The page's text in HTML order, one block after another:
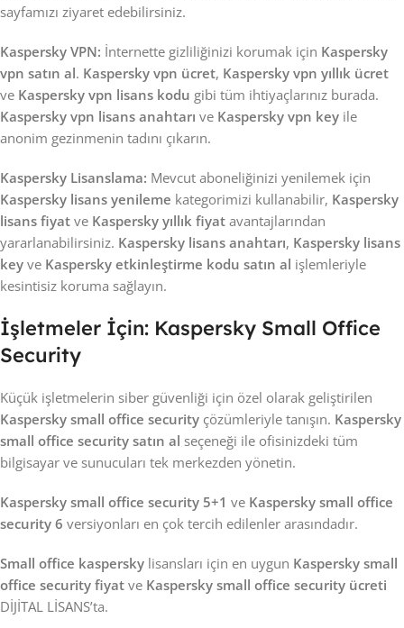
sayfamızı ziyaret edebilirsiniz.
Kaspersky VPN: İnternette gizliliğinizi korumak için Kaspersky
vpn satın al. Kaspersky vpn ücret, Kaspersky vpn yıllık ücret
ve Kaspersky vpn lisans kodu gibi tüm ihtiyaçlarınız burada.
Kaspersky vpn lisans anahtarı ve Kaspersky vpn key ile
anonim gezinmenin tadını çıkarın.
Kaspersky Lisanslama: Mevcut aboneliğinizi yenilemek için
Kaspersky lisans yenileme kategorimizi kullanabilir, Kaspersky
lisans fiyat ve Kaspersky yıllık fiyat avantajlarından
yararlanabilirsiniz. Kaspersky lisans anahtarı, Kaspersky lisans
key ve Kaspersky etkinleştirme kodu satın al işlemleriyle
kesintisiz koruma sağlayın.
İşletmeler İçin: Kaspersky Small Office
Security
Küçük işletmelerin siber güvenliği için özel olarak geliştirilen
Kaspersky small office security çözümleriyle tanışın. Kaspersky
small office security satın al seçeneği ile ofisinizdeki tüm
bilgisayar ve sunucuları tek merkezden yönetin.
Kaspersky small office security 5+1 ve Kaspersky small office
security 6 versiyonları en çok tercih edilenler arasındadır.
Small office kaspersky lisansları için en uygun Kaspersky small
office security fiyat ve Kaspersky small office security ücreti
DİJİTAL LİSANS’ta.